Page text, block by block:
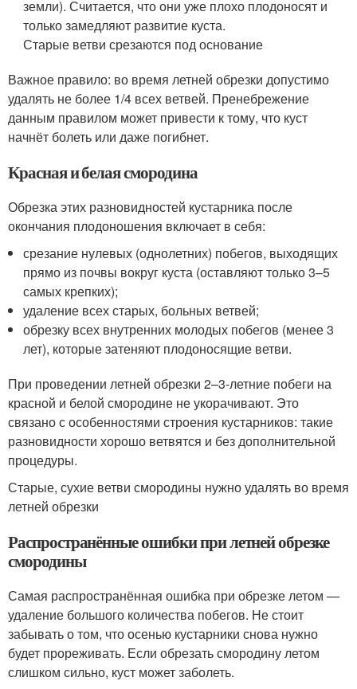
земли). Считается, что они уже плохо плодоносят и
только замедляют развитие куста.
Старые ветви срезаются под основание
Важное правило: во время летней обрезки допустимо
удалять не более 1/4 всех ветвей. Пренебрежение
данным правилом может привести к тому, что куст
начнёт болеть или даже погибнет.
Красная и белая смородина
Обрезка этих разновидностей кустарника после
окончания плодоношения включает в себя:
срезание нулевых (однолетних) побегов, выходящих
прямо из почвы вокруг куста (оставляют только 3–5
самых крепких);
удаление всех старых, больных ветвей;
обрезку всех внутренних молодых побегов (менее 3
лет), которые затеняют плодоносящие ветви.
При проведении летней обрезки 2–3-летние побеги на
красной и белой смородине не укорачивают. Это
связано с особенностями строения кустарников: такие
разновидности хорошо ветвятся и без дополнительной
процедуры.
Старые, сухие ветви смородины нужно удалять во время
летней обрезки
Распространённые ошибки при летней обрезке
смородины
Самая распространённая ошибка при обрезке летом —
удаление большого количества побегов. Не стоит
забывать о том, что осенью кустарники снова нужно
будет прореживать. Если обрезать смородину летом
слишком сильно, куст может заболеть.